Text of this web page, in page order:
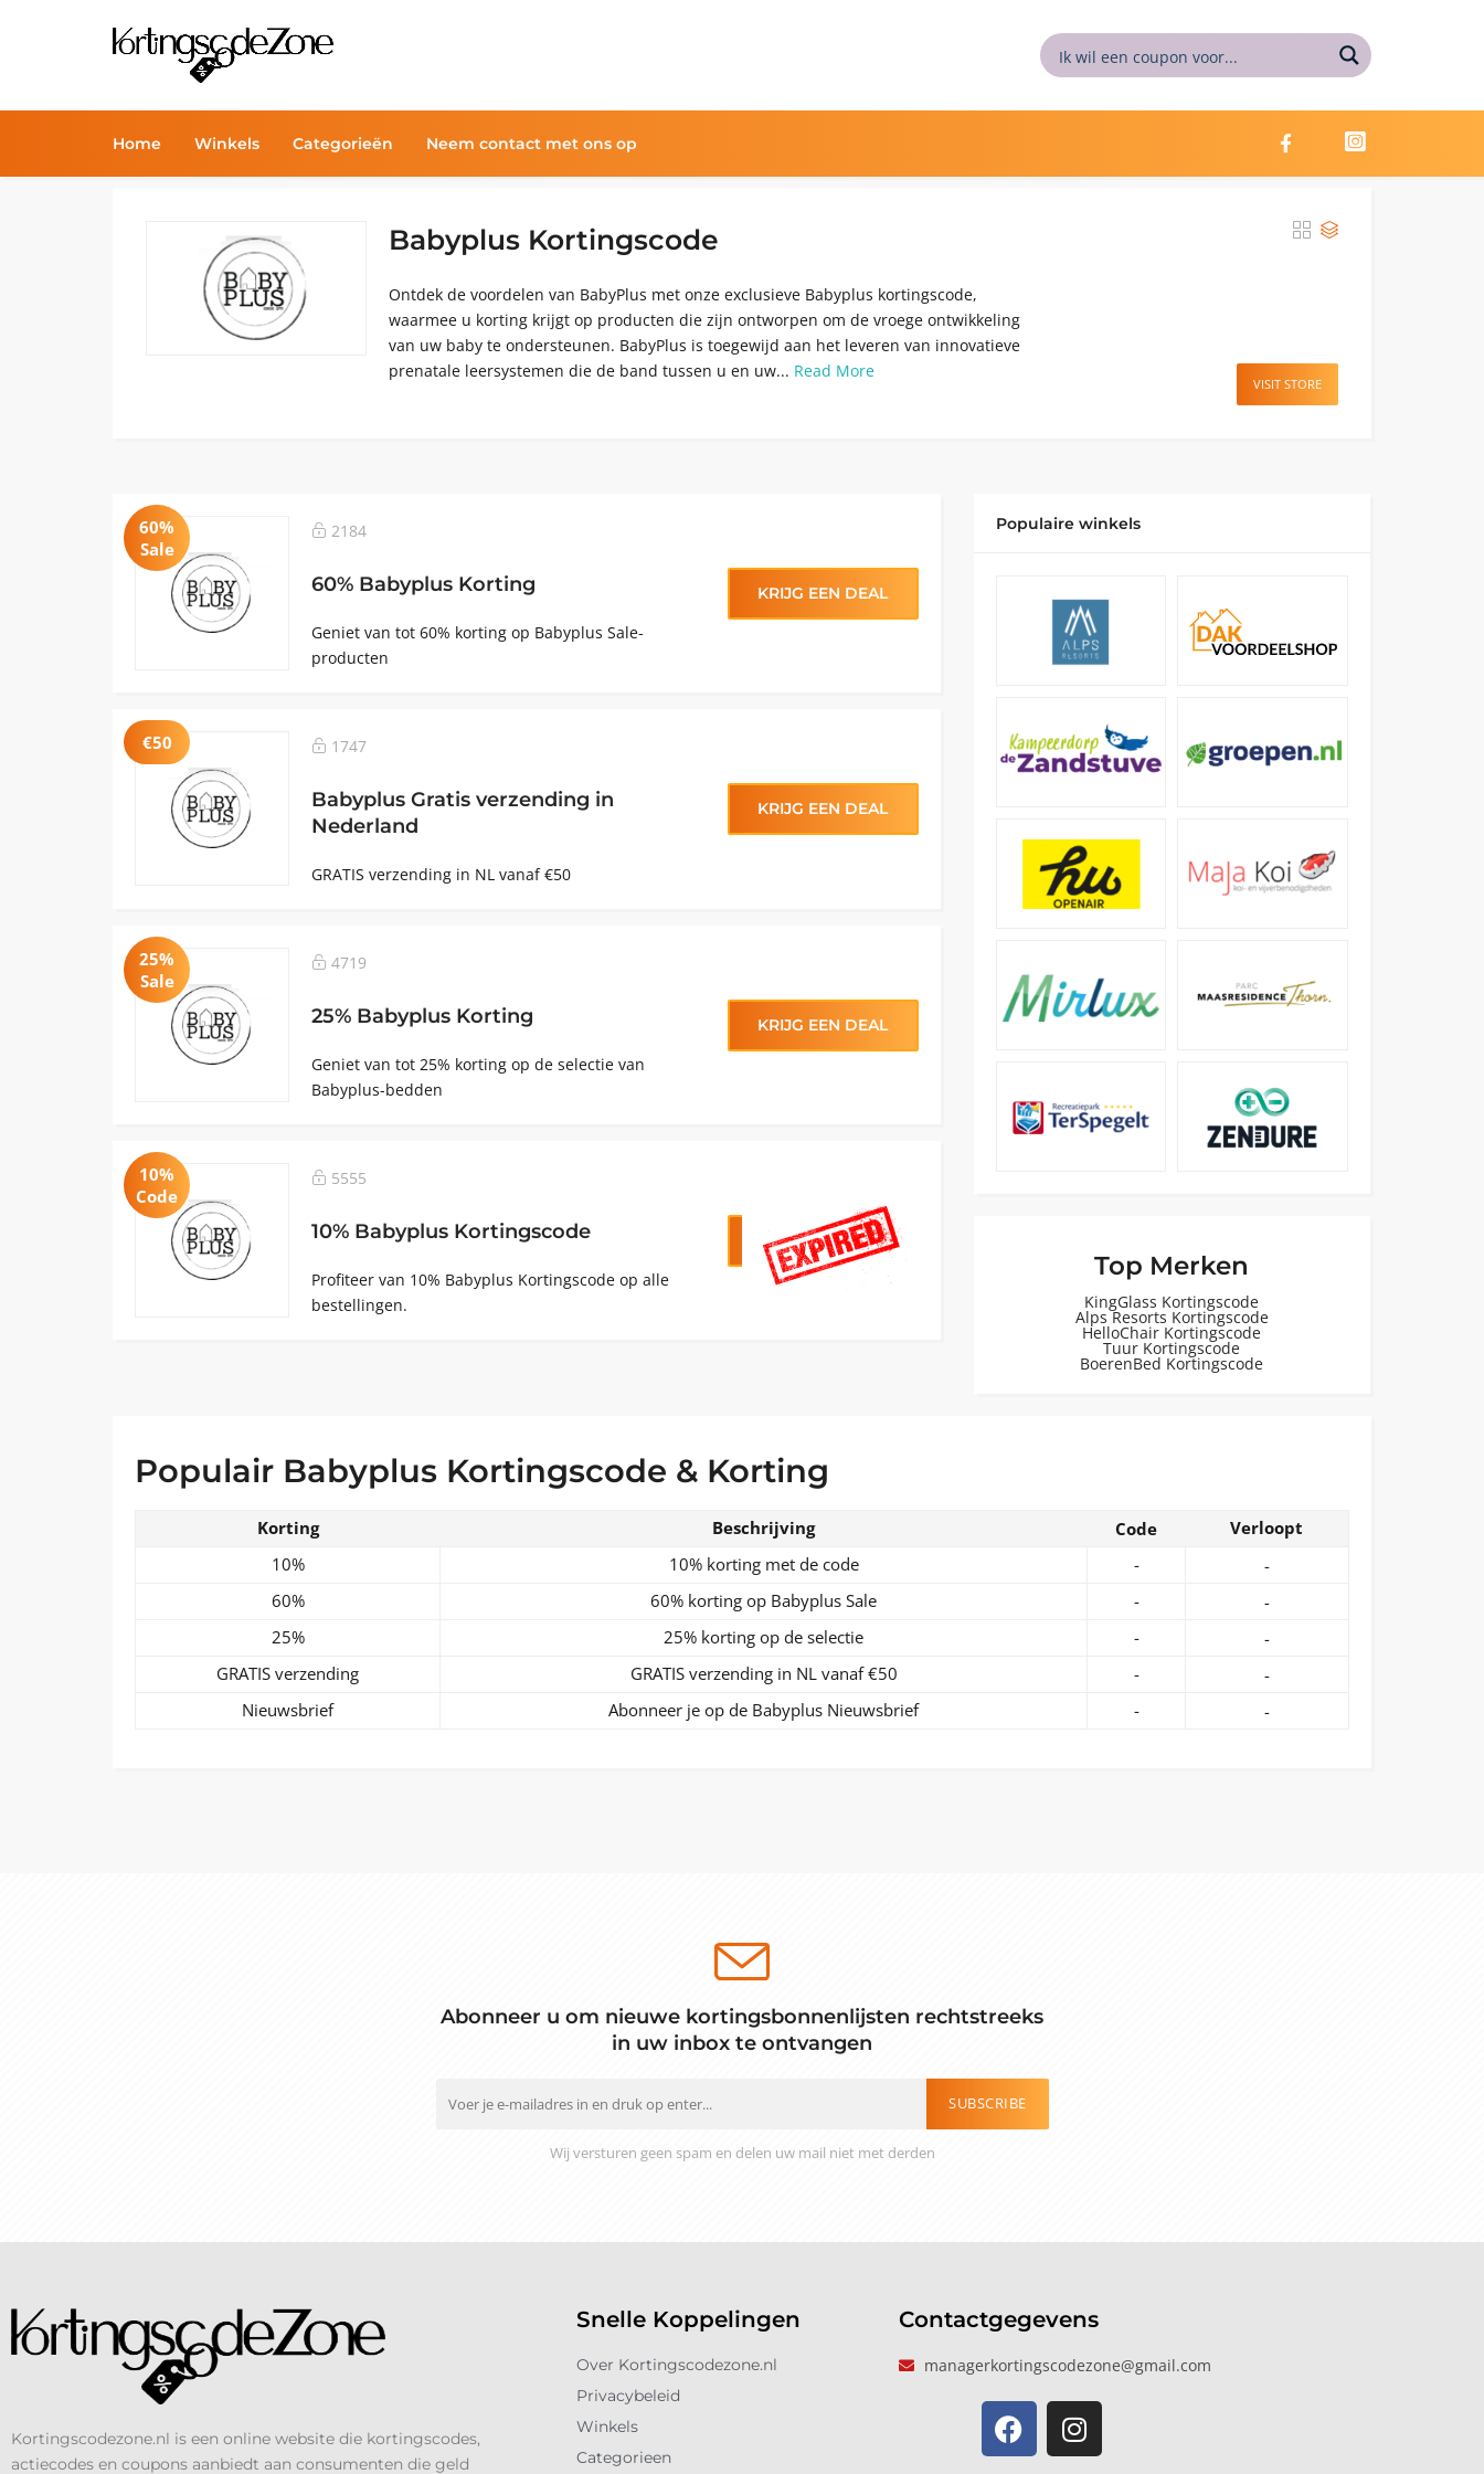
Home Winkels Categorieën Neem contact met ons op
Babyplus Kortingscode
Ontdek de voordelen van BabyPlus met onze exclusieve Babyplus kortingscode,
waarmee u korting krijgt op producten die zijn ontworpen om de vroege ontwikkeling
van uw baby te ondersteunen. BabyPlus is toegewijd aan het leveren van innovatieve
prenatale leersystemen die de band tussen u en uw... Read More
VISIT STORE
60%
Sale
2184
60% Babyplus Korting
Geniet van tot 60% korting op Babyplus Sale-
producten
KRIJG EEN DEAL
€50 1747
Babyplus Gratis verzending in
Nederland
GRATIS verzending in NL vanaf €50
KRIJG EEN DEAL
25%
Sale
4719
25% Babyplus Korting
Geniet van tot 25% korting op de selectie van
Babyplus-bedden
KRIJG EEN DEAL
10%
Code
5555
10% Babyplus Kortingscode
Profiteer van 10% Babyplus Kortingscode op alle
bestellingen.
KRIJG CODEEB25
Populaire winkels
Top Merken
KingGlass Kortingscode
Alps Resorts Kortingscode
HelloChair Kortingscode
Tuur Kortingscode
BoerenBed Kortingscode
Populair Babyplus Kortingscode & Korting
Korting Beschrijving Code
Verloopt
10%
10% korting met de code -
-
60%
60% korting op Babyplus Sale -
-
25%
25% korting op de selectie -
-
GRATIS verzending
GRATIS verzending in NL vanaf €50 -
-
Nieuwsbrief
Abonneer je op de Babyplus Nieuwsbrief - -
Abonneer u om nieuwe kortingsbonnenlijsten rechtstreeks
in uw inbox te ontvangen
SUBSCRIBE
Wij versturen geen spam en delen uw mail niet met derden
Kortingscodezone.nl is een online website die kortingscodes,
actiecodes en coupons aanbiedt aan consumenten die geld
Snelle Koppelingen
Over Kortingscodezone.nl
Privacybeleid
Winkels
Categorieen
Contactgegevens
managerkortingscodezone@gmail.com